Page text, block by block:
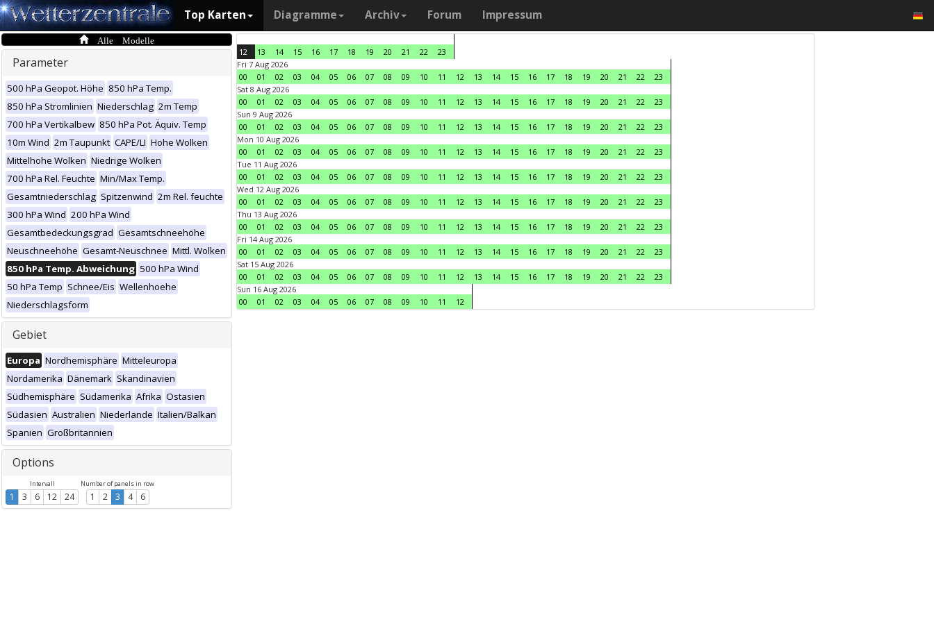
Top Karten Diagramme Archiv Forum Impressum
Alle Modelle
Parameter
500 hPa Geopot. Höhe 850 hPa Temp.
850 hPa Stromlinien Niederschlag 2m Temp
700 hPa Vertikalbew 850 hPa Pot. Äquiv. Temp
10m Wind 2m Taupunkt CAPE/LI Hohe Wolken
Mittelhohe Wolken Niedrige Wolken
700 hPa Rel. Feuchte Min/Max Temp.
Gesamtniederschlag Spitzenwind 2m Rel. feuchte
300 hPa Wind 200 hPa Wind
Gesamtbedeckungsgrad Gesamtschneehöhe
Neuschneehöhe Gesamt-Neuschnee Mittl. Wolken
850 hPa Temp. Abweichung 500 hPa Wind
50 hPa Temp Schnee/Eis Wellenhoehe
Niederschlagsform
Gebiet
Europa Nordhemisphäre Mitteleuropa
Nordamerika Dänemark Skandinavien
Südhemisphäre Südamerika Afrika Ostasien
Südasien Australien Niederlande Italien/Balkan
Spanien Großbritannien
Options
Intervall
1 3 6 12 24
Number of panels in row
1 2 3 4 6
12 13 14 15 16 17 18 19 20 21 22
23
Fri 7 Aug 2026
00
01 02 03 04 05 06 07 08 09 10 11 12 13 14 15 16 17 18 19 20 21 22
23
Sat 8 Aug 2026
00
01 02 03 04 05 06 07 08 09 10 11 12 13 14 15 16 17 18 19 20 21 22
23
Sun 9 Aug 2026
00
01 02 03 04 05 06 07 08 09 10 11 12 13 14 15 16 17 18 19 20 21 22
23
Mon 10 Aug 2026
00
01 02 03 04 05 06 07 08 09 10 11 12 13 14 15 16 17 18 19 20 21 22
23
Tue 11 Aug 2026
00
01 02 03 04 05 06 07 08 09 10 11 12 13 14 15 16 17 18 19 20 21 22
23
Wed 12 Aug 2026
00
01 02 03 04 05 06 07 08 09 10 11 12 13 14 15 16 17 18 19 20 21 22
23
Thu 13 Aug 2026
00
01 02 03 04 05 06 07 08 09 10 11 12 13 14 15 16 17 18 19 20 21 22
23
Fri 14 Aug 2026
00
01 02 03 04 05 06 07 08 09 10 11 12 13 14 15 16 17 18 19 20 21 22
23
Sat 15 Aug 2026
00
01 02 03 04 05 06 07 08 09 10 11 12 13 14 15 16 17 18 19 20 21 22
23
Sun 16 Aug 2026
00
01 02 03 04 05 06 07 08 09 10 11 12